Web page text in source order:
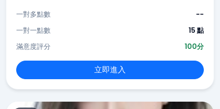
一對多點數
--
一對一點數
15 點
滿意度評分
100分
立即進入